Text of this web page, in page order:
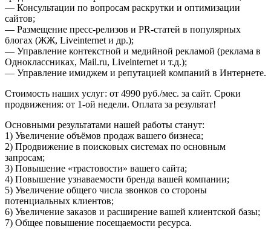
— Консультации по вопросам раскрутки и оптимизации
сайтов;
— Размещение пресс-релизов и PR-статей в популярных
блогах (ЖЖ, Liveinternet и др.);
— Управление контекстной и медийной рекламой (реклама в
Одноклассниках, Mail.ru, Liveinternet и т.д.);
— Управление имиджем и репутацией компаний в Интернете.
Стоимость наших услуг: от 4990 руб./мес. за сайт. Сроки
продвижения: от 1-ой недели. Оплата за результат!
Основными результатами нашей работы станут:
1) Увеличение объёмов продаж вашего бизнеса;
2) Продвижение в поисковых системах по основным
запросам;
3) Повышение «трастовости» вашего сайта;
4) Повышение узнаваемости бренда вашей компании;
5) Увеличение общего числа звонков со стороны
потенциальных клиентов;
6) Увеличение заказов и расширение вашей клиентской базы;
7) Общее повышение посещаемости ресурса.